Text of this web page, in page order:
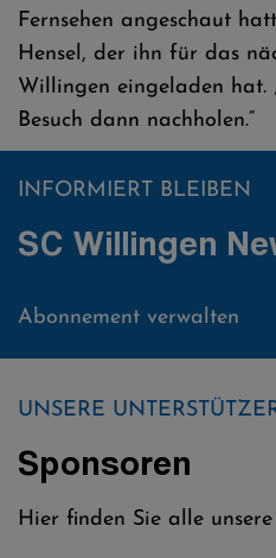
Fernsehen angeschaut
Hensel, der ihn für das
Willingen eingeladen hat.
Besuch dann nachholen.“
INFORMIERT BLEIBEN
SC Willingen
Abonnement verwalten
UNSERE
Sponsoren
Hier finden Sie alle unsere